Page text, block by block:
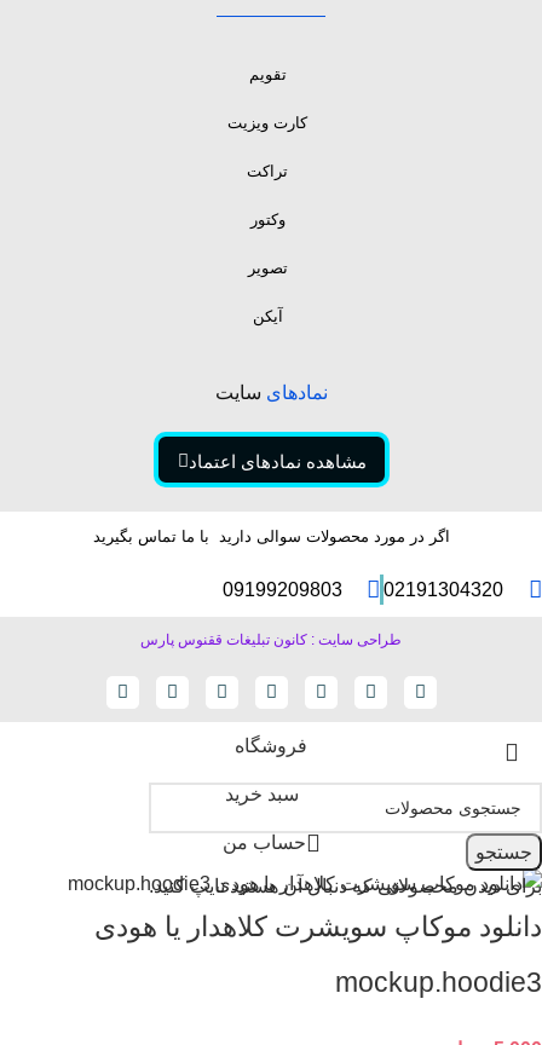
تقویم
کارت ویزیت
تراکت
وکتور
تصویر
آیکن
نمادهای سایت
مشاهده نمادهای اعتماد
اگر در مورد محصولات سوالی دارید با ما تماس بگیرید
02191304320
09199209803
طراحی سایت : کانون تبلیغات ققنوس پارس
جستجو
برای دیدن محصولاتی که دنبال آن هستید تایپ کنید.
فروشگاه
سبد خرید
حساب من
دانلود موکاپ سویشرت کلاهدار یا هودی
mockup.hoodie3